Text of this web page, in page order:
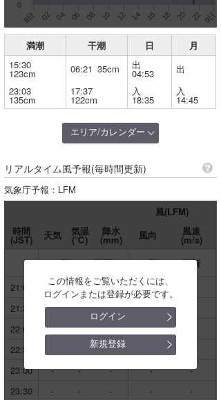
8日 02 04 06 08 10 12 14 16 18 20 22 9日
0
満潮 干潮 日
月
15:30
123cm 06:21 35cm 出
04:53
出
23:03
135cm
17:37
122cm
入
18:35
入
14:45
エリア/カレンダー
この情報をご覧いただくには、
ログインまたは登録が必要です。
ログイン
新規登録
千葉
道北
道南
青森
秋田
宮城
片貝
銚子漁港
新地
船橋
August 2026
Su Mo Tu We Th Fr
Sa
5
16
リアルタイム風予報(毎時間更新)
気象庁予報：LFM
この情報をご覧いただくには、
ログインまたは登録が必要です。
ログイン
新規登録
風(LFM)
時間
(JST) 天気 気温
(℃)
降水
(mm) 風向 風速
(m/s)
8日 20:38更新
8日 20:38更新
21:00
- - - -
21:30
- - - -
22:00
- - - -
22:30
-
23:00
- - - -
-
23:30
- - - -
-
茨城
千葉北
伊豆・伊東
伊良湖
伊勢・志摩
福岡周辺
日本海西部
アイランド